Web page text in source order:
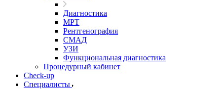
Диагностика
МРТ
Рентгенография
СМАД
УЗИ
Функциональная диагностика
Процедурный кабинет
Cheсk-up
Специалисты